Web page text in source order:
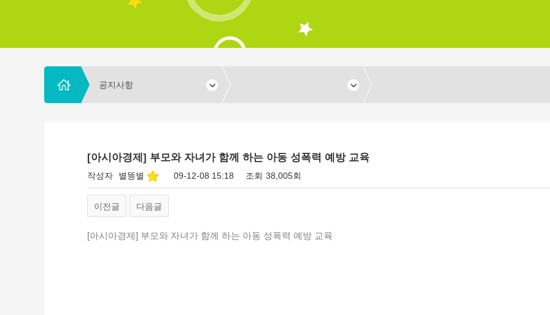
공지사항
[아시아경제] 부모와 자녀가 함께 하는 아동 성폭력 예방 교육
작성자 별똥별 09-12-08 15:18 조회 38,005회
이전글 다음글
[아시아경제] 부모와 자녀가 함께 하는 아동 성폭력 예방 교육